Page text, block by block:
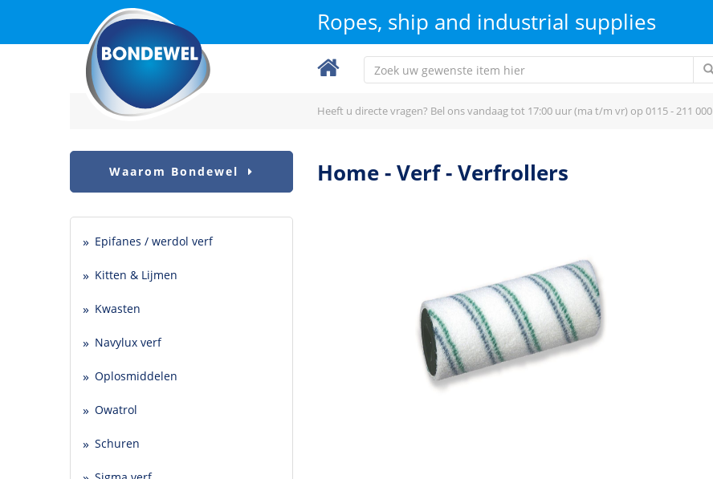
Ropes, ship and industrial supplies
Heeft u directe vragen? Bel ons vandaag tot 17:00 uur (ma t/m vr) op 0115 - 211 000
Waarom Bondewel
Epifanes / werdol verf
Kitten & Lijmen
Kwasten
Navylux verf
Oplosmiddelen
Owatrol
Schuren
Home-Verf-Verfrollers